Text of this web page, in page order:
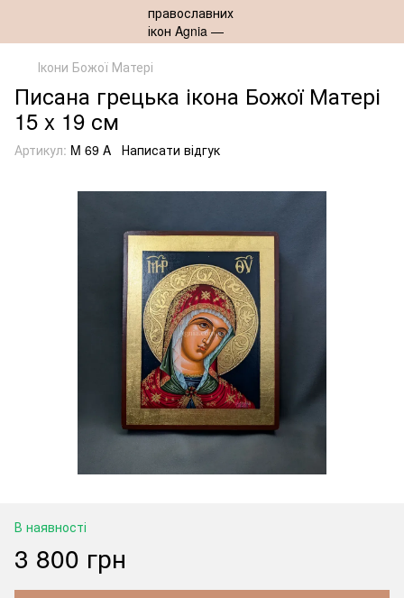
Ікони Божої Матері
Писана грецька ікона Божої Матері
15 x 19 см
Артикул: M 69 A Написати відгук
В наявності
3 800 грн